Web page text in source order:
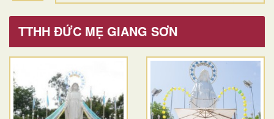
TTHH ĐỨC MẸ GIANG SƠN